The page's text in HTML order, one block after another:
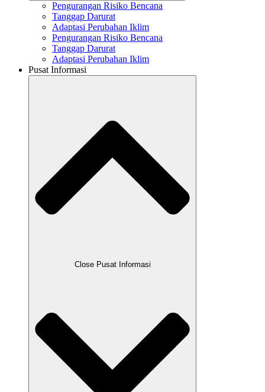
Pengurangan Risiko Bencana
Tanggap Darurat
Adaptasi Perubahan Iklim
Pengurangan Risiko Bencana
Tanggap Darurat
Adaptasi Perubahan Iklim
Pusat Informasi
Close Pusat Informasi